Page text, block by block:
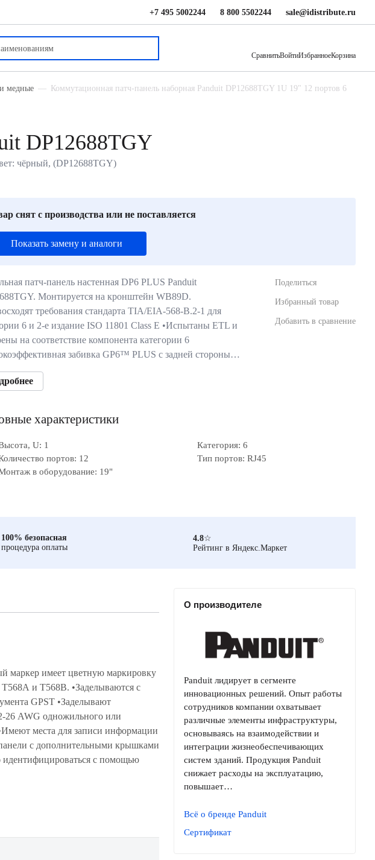
+7 495 5002244 8 800 5502244 sale@idistribute.ru
СравнитьВойтиИзбранноеКорзина
медные
Коммутационная патч-панель наборная Panduit DP12688TGY 1U 19" 12 портов 6
DP12688TGY
чёрный, (DP12688TGY)
снят с производства или не поставляется
Показать замену и аналоги
патч-панель настенная DP6 PLUS Panduit
Монтируется на кронштейн WB89D.
требования стандарта TIA/EIA-568-B.2-1 для
6 и 2-е издание ISO 11801 Class E •Испытаны ETL и
на соответствие компонента категории 6
забивка GP6™ PLUS с задней стороны…
Поделиться
Избранный товар
Добавить в сравнение
характеристики
U: 1
Категория: 6
портов: 12
Тип портов: RJ45
в оборудование: 19"
100% безопасная
процедура оплаты
4.8☆
Рейтинг в Яндекс.Маркет
•Заделываются с
О производителе
Panduit лидирует в сегменте
инновационных решений. Опыт работы
сотрудников компании охватывает
различные элементы инфраструктуры,
основываясь на взаимодействии и
интеграции жизнеобеспечивающих
систем зданий. Продукция Panduit
снижает расходы на эксплуатацию,
повышает…
Всё о бренде Panduit
Сертификат